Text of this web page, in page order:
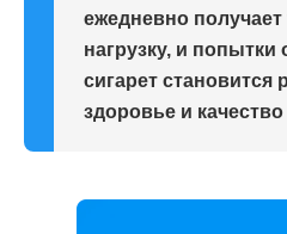
ежедневно получает
нагрузку, и попытки
сигарет
здоровье и